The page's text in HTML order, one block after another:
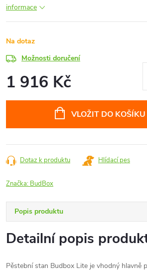
informace
Na dotaz
Možnosti doručení
1 916 Kč
VLOŽIT DO KOŠÍKU
Dotaz k produktu Hlídací pes
Značka: BudBox
Popis produktu
Detailní popis
Pěstební stan Budbox Lite je vhodný hlavně